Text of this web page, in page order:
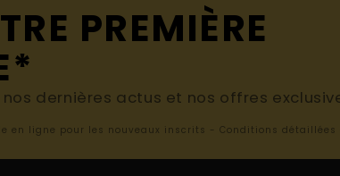
PREMIÈRE
dernières actus et nos offres
en ligne pour les nouveaux inscrits - Conditions